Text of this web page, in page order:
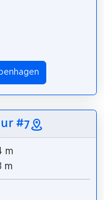
#7
m
m